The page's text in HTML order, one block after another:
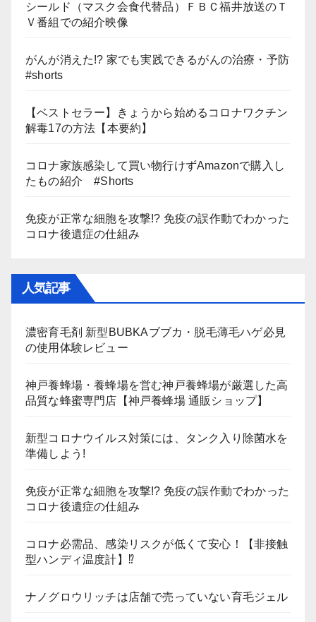
シールド（マスク会食代替品）ＦＢＣ福井放送のＴ
Ｖ番組での紹介映像
がんが消えた!? 家でも実践できるがんの治療・予防
#shorts
【ベストセラー】きょうから始めるコロナワクチン
解毒17の方法【本要約】
コロナ家族感染して買い物行けずAmazonで購入し
たもの紹介 #Shorts
免疫が正常な細胞を攻撃!? 免疫の誤作動でわかった
コロナ後遺症の仕組み
人気記事
濃密育毛剤 新型BUBKAブブカ・脱毛薄毛ハゲ必見
の使用体験レビュー
神戸養蜂場・養蜂場を営む神戸養蜂場が厳選した高
品質な蜂蜜専門店【神戸養蜂場 通販ショップ】
新型コロナウイルス対策には、タンク入り除菌水を
準備しよう!
免疫が正常な細胞を攻撃!? 免疫の誤作動でわかった
コロナ後遺症の仕組み
コロナ必需品、感染リスクが低くて安心！【非接触
型ハンディ温度計】⁉
ナノグロウリッチは店舗で売っていない育毛ジェル